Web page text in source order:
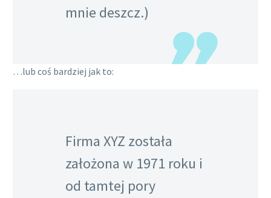
mnie deszcz.)
…lub coś bardziej jak to:
Firma XYZ została
założona w 1971 roku i
od tamtej pory